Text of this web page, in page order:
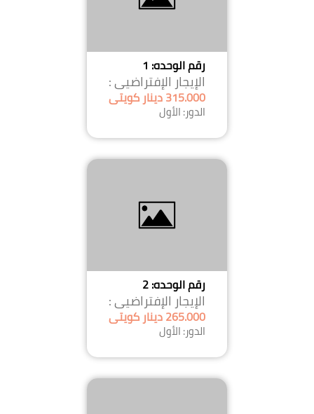
رقم الوحده: 1
الإيجار الإفتراضيى :
315.000 دينار كويتى
الدور: الأول
رقم الوحده: 2
الإيجار الإفتراضيى :
265.000 دينار كويتى
الدور: الأول